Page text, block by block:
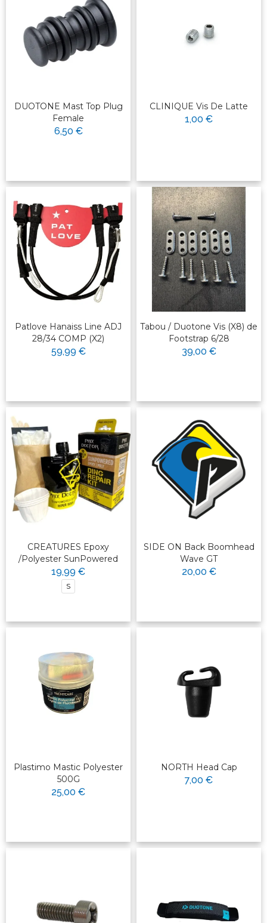
DUOTONE Mast Top Plug
Female
6,50 €
CLINIQUE Vis De Latte
1,00 €
Patlove Hanaiss Line ADJ
28/34 COMP (X2)
59,99 €
Tabou / Duotone Vis (X8) de
Footstrap 6/28
39,00 €
CREATURES Epoxy
/Polyester SunPowered
19,99 €
S
SIDE ON Back Boomhead
Wave GT
20,00 €
Plastimo Mastic Polyester
500G
25,00 €
NORTH Head Cap
7,00 €